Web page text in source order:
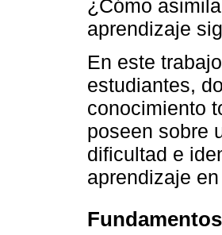
¿Cómo
aprendizaje
En este
estudiantes,
conocimiento
poseen sobre
dificultad e
aprendizaje